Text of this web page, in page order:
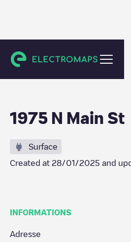
LaFayette
1975 N Main St
Surface
Created at 28/01/2025 and
INFORMATIONS
Adresse